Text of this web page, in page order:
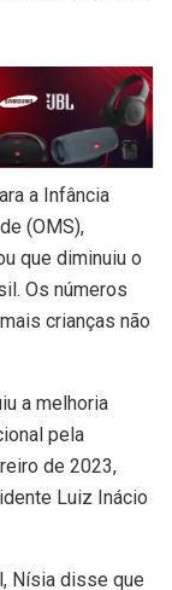
a Infância
(OMS),
que diminuiu o
Os números
crianças não
a melhoria
pela
de 2023,
Luiz Inácio
Nísia disse que